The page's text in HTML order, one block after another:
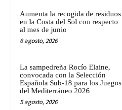
Aumenta la recogida de residuos
en la Costa del Sol con respecto
al mes de junio
6 agosto, 2026
La sampedreña Rocío Elaine,
convocada con la Selección
Española Sub-18 para los Juegos
del Mediterráneo 2026
5 agosto, 2026